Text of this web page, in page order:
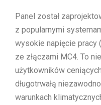
Panel został
z popularnymi
wysokie napięcie pracy
ze złączami MC4. To
użytkowników
długotrwałą
warunkach